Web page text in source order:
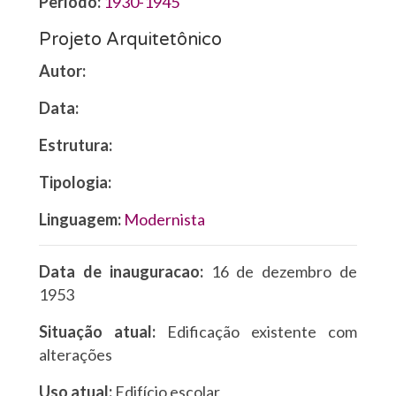
Projeto Arquitetônico
Autor:
Data:
Estrutura:
Tipologia:
Linguagem: Modernista
Data de inauguracao:16 de dezembro de
1953
Situação atual: Edificação existente com
alterações
Uso atual: Edifício escolar